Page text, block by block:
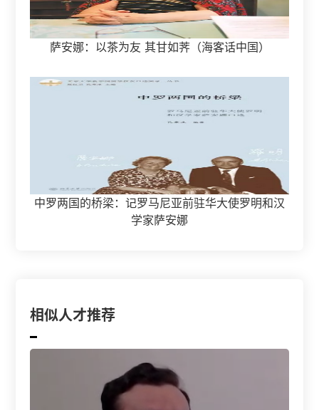
萨安娜：以茶为友 其甘如荠（海客话中国）
中罗两国的桥梁：记罗马尼亚前驻华大使罗明和汉
学家萨安娜
相似人才推荐